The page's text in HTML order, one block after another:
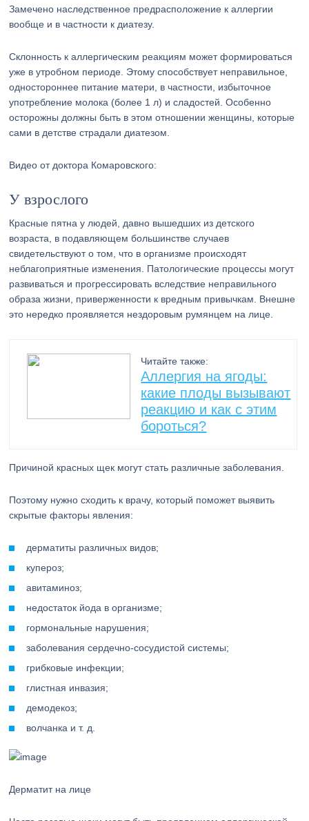
Замечено наследственное предрасположение к аллергии
вообще и в частности к диатезу.
Склонность к аллергическим реакциям может формироваться
уже в утробном периоде. Этому способствует неправильное,
одностороннее питание матери, в частности, избыточное
употребление молока (более 1 л) и сладостей. Особенно
осторожны должны быть в этом отношении женщины, которые
сами в детстве страдали диатезом.
Видео от доктора Комаровского:
У взрослого
Красные пятна у людей, давно вышедших из детского
возраста, в подавляющем большинстве случаев
свидетельствуют о том, что в организме происходят
неблагоприятные изменения. Патологические процессы могут
развиваться и прогрессировать вследствие неправильного
образа жизни, приверженности к вредным привычкам. Внешне
это нередко проявляется нездоровым румянцем на лице.
Читайте также:
Аллергия на ягоды:
какие плоды вызывают
реакцию и как с этим
бороться?
Причиной красных щек могут стать различные заболевания.
Поэтому нужно сходить к врачу, который поможет выявить
скрытые факторы явления:
дерматиты различных видов;
купероз;
авитаминоз;
недостаток йода в организме;
гормональные нарушения;
заболевания сердечно-сосудистой системы;
грибковые инфекции;
глистная инвазия;
демодекоз;
волчанка и т. д.
Дерматит на лице